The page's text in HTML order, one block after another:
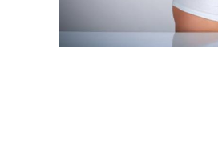
Упражнения для
прокачки